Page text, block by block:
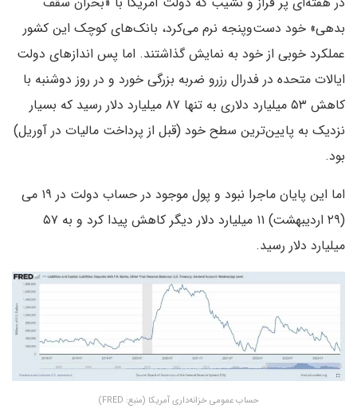
بدهی» خود دست‌وپنجه نرم می‌کرد، بانک‌های کوچک این کشور
عملکرد خوبی از خود به نمایش گذاشتند. اما پس اندازهای دولت
ایالات متحده در فدرال رزرو ضربه بزرگی خورد و در روز دوشنبه با
کاهش ۵۳ میلیارد دلاری به تنها ۸۷ میلیارد دلار رسید که بسیار
نزدیک به پایین‌ترین سطح خود (قبل از پرداخت مالیات در آوریل)
بود.
اما این پایان ماجرا نبود و پول موجود در حساب دولت در ۱۹ می
(۲۹ اردیبهشت) ۱۱ میلیارد دلار دیگر کاهش پیدا کرد و به ۵۷
میلیارد دلار رسید.
حساب عمومی خزانه‌داری آمریکا (منبع: FRED)